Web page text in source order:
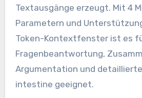
Textausgänge erzeugt. Mit 4
Parametern und
Token-Kontextfenster ist es
Fragenbeantwortung,
Argumentation und
intestine geeignet.